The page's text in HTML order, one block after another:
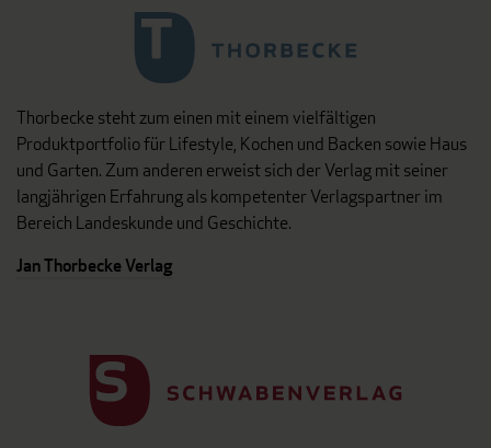
Thorbecke steht zum einen mit einem vielfältigen
Produktportfolio für Lifestyle, Kochen und Backen sowie Haus
und Garten. Zum anderen erweist sich der Verlag mit seiner
langjährigen Erfahrung als kompetenter Verlagspartner im
Bereich Landeskunde und Geschichte.
Jan Thorbecke Verlag